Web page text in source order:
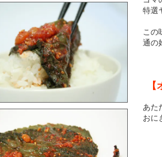
特選
この
通の
あた
おに